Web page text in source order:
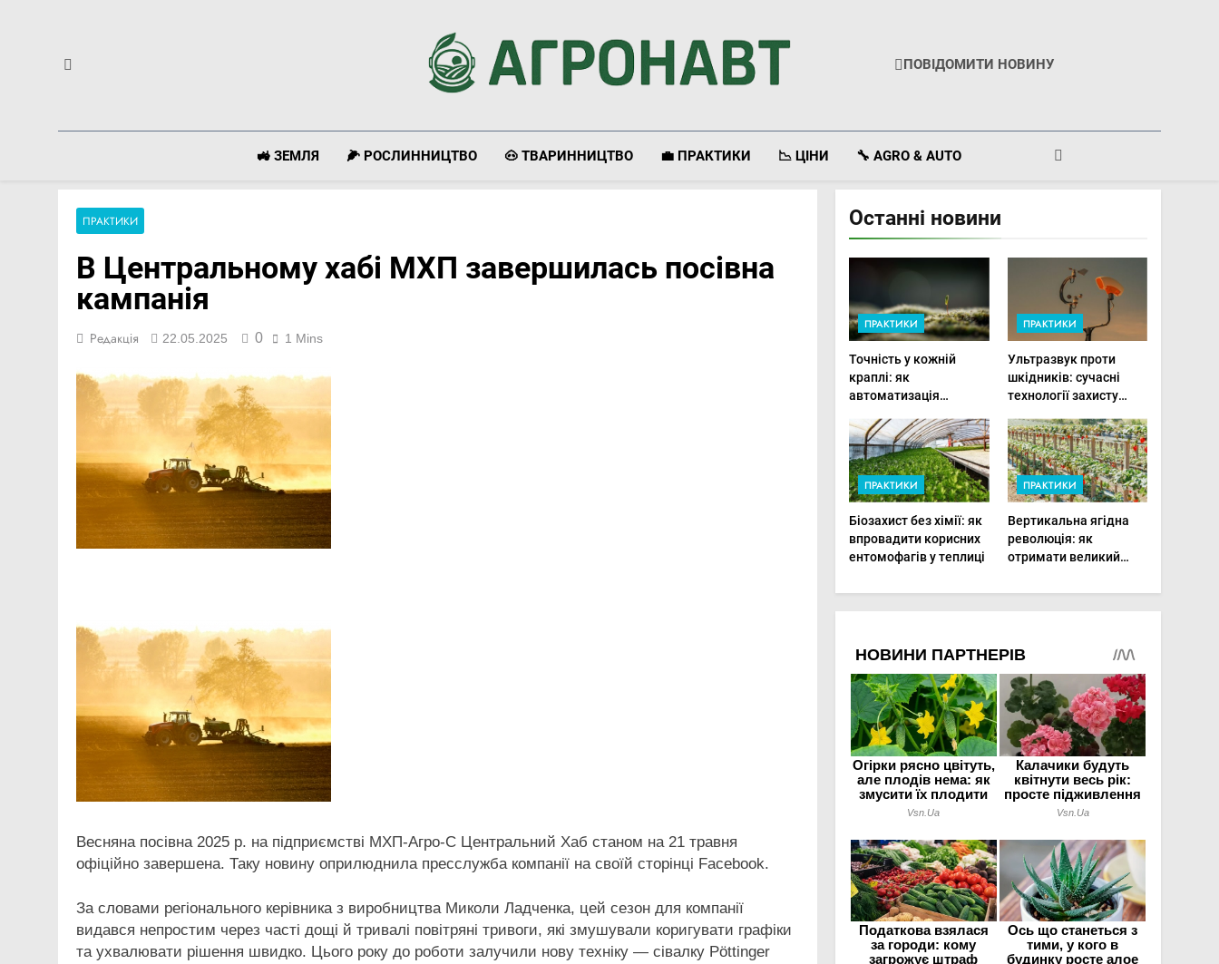
Агронавт
ПОВІДОМИТИ НОВИНУ
🚜 ЗЕМЛЯ 🌽 РОСЛИННИЦТВО 🐽 ТВАРИННИЦТВО 💼 ПРАКТИКИ 📉 ЦІНИ 🔧 AGRO & AUTO
ПРАКТИКИ
В Центральному хабі МХП завершилась посівна
кампанія
Редакція 22.05.2025 0 1 Mins
Весняна посівна 2025 р. на підприємстві МХП-Агро-С Центральний Хаб станом на 21 травня
офіційно завершена. Таку новину оприлюднила пресслужба компанії на своїй сторінці Facebook.
За словами регіонального керівника з виробництва Миколи Ладченка, цей сезон для компанії
видався непростим через часті дощі й тривалі повітряні тривоги, які змушували коригувати графіки
та ухвалювати рішення швидко. Цього року до роботи залучили нову техніку — сівалку Pöttinger
Останні новини
ПРАКТИКИ
Точність у кожній
краплі: як
автоматизація
прибутки малого
фермера
ПРАКТИКИ
Ультразвук проти
шкідників: сучасні
технології захисту
господарствах
ПРАКТИКИ
Біозахист без хімії: як
впровадити корисних
ентомофагів у теплиці
ПРАКТИКИ
Вертикальна ягідна
революція: як
отримати великий
мінімальній площі